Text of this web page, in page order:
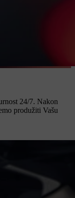
24/7. Nakon
produžiti Vašu